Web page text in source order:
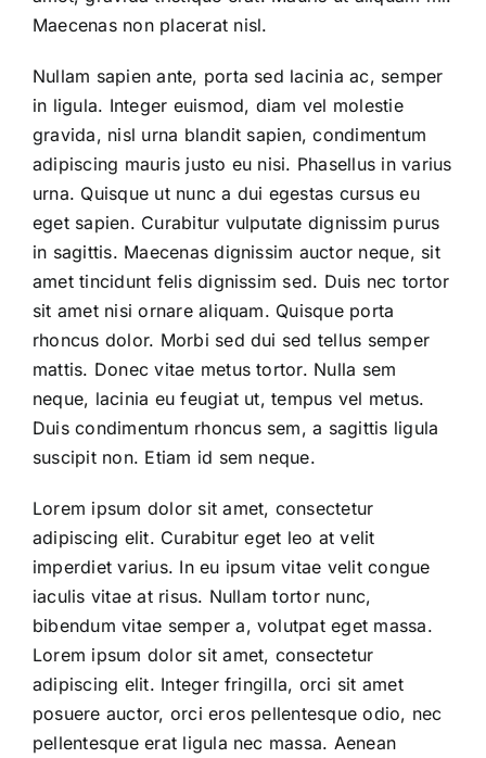
Maecenas non placerat nisl.
Nullam sapien ante, porta sed lacinia ac, semper
in ligula. Integer euismod, diam vel molestie
gravida, nisl urna blandit sapien, condimentum
adipiscing mauris justo eu nisi. Phasellus in varius
urna. Quisque ut nunc a dui egestas cursus eu
eget sapien. Curabitur vulputate dignissim purus
in sagittis. Maecenas dignissim auctor neque, sit
amet tincidunt felis dignissim sed. Duis nec tortor
sit amet nisi ornare aliquam. Quisque porta
rhoncus dolor. Morbi sed dui sed tellus semper
mattis. Donec vitae metus tortor. Nulla sem
neque, lacinia eu feugiat ut, tempus vel metus.
Duis condimentum rhoncus sem, a sagittis ligula
suscipit non. Etiam id sem neque.
Lorem ipsum dolor sit amet, consectetur
adipiscing elit. Curabitur eget leo at velit
imperdiet varius. In eu ipsum vitae velit congue
iaculis vitae at risus. Nullam tortor nunc,
bibendum vitae semper a, volutpat eget massa.
Lorem ipsum dolor sit amet, consectetur
adipiscing elit. Integer fringilla, orci sit amet
posuere auctor, orci eros pellentesque odio, nec
pellentesque erat ligula nec massa. Aenean